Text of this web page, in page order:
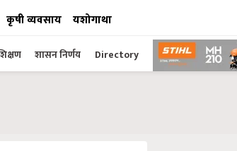
कृषी व्यवसाय यशोगाथा
शासन निर्णय Directory